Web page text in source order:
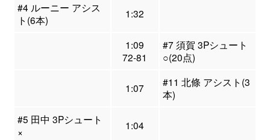
#4 ルーニー アシス
ト(6本)
1:32
1:09
72-81
#7 須賀 3Pシュート
○(20点)
1:07
#11 北條 アシスト(3
本)
#5 田中 3Pシュート
×
1:04